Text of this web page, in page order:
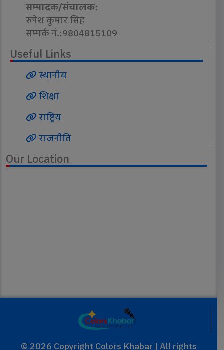
सम्पादक/संचालक:
रुपेश कुमार सिंह
सम्पर्क नं.:9804815109
Useful Links
स्थानीय
शिक्षा
राष्ट्रिय
राजनीति
Our Location
© 2026 Copyright Colors Khabar | All rights